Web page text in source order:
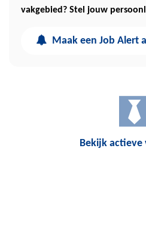
vakgebied? Stel jouw
Maak een Job Alert
Bekijk actieve